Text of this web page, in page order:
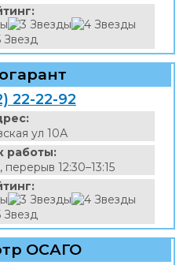
22-22-92
ул 10А
работы:
12:30–13:15
ОСАГО